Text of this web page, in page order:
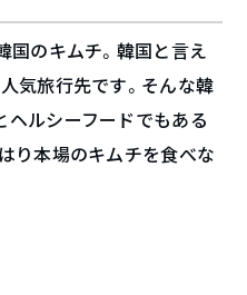
国のキムチ。韓国と言え
気旅行先です。そんな韓
ルシーフードでもある
り本場のキムチを食べな